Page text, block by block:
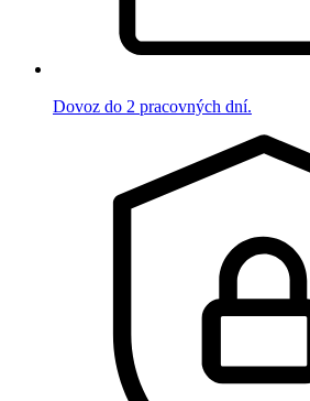
Dovoz do 2 pracovných dní.